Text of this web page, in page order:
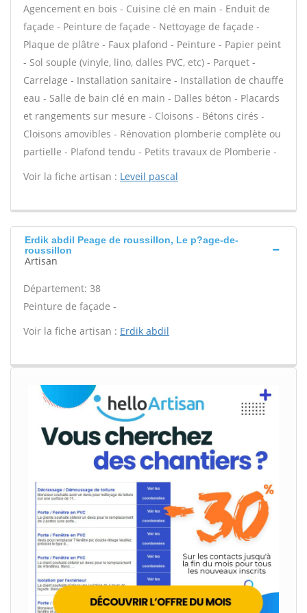
Agencement en bois - Cuisine clé en main - Enduit de
façade - Peinture de façade - Nettoyage de façade -
Plaque de plâtre - Faux plafond - Peinture - Papier peint
- Sol souple (vinyle, lino, dalles PVC, etc) - Parquet -
Carrelage - Installation sanitaire - Installation de chauffe
eau - Salle de bain clé en main - Dalles béton - Placards
et rangements sur mesure - Cloisons - Bétons cirés -
Cloisons amovibles - Rénovation plomberie complète ou
partielle - Plafond tendu - Petits travaux de Plomberie -
Voir la fiche artisan : Leveil pascal
Erdik abdil Peage de roussillon, Le p?age-de-
roussillon
Artisan
Département: 38
Peinture de façade -
Voir la fiche artisan : Erdik abdil